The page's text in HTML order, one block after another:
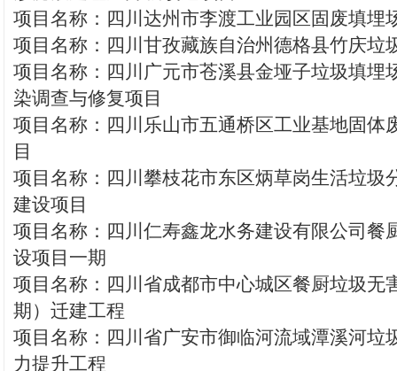
项目名称：四川达州市李渡工业园区固废填埋
项目名称：四川甘孜藏族自治州德格县竹庆垃
项目名称：四川广元市苍溪县金垭子垃圾填埋
染调查与修复项目
项目名称：四川乐山市五通桥区工业基地固体
目
项目名称：四川攀枝花市东区炳草岗生活垃圾
建设项目
项目名称：四川仁寿鑫龙水务建设有限公司餐
设项目一期
项目名称：四川省成都市中心城区餐厨垃圾无
期）迁建工程
项目名称：四川省广安市御临河流域潭溪河垃
力提升工程